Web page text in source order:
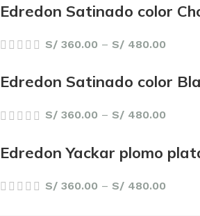
Edredon Satinado color
S/ 360.00 – S/ 480.00
Edredon Satinado color
S/ 360.00 – S/ 480.00
Edredon Yackar plomo
S/ 360.00 – S/ 480.00